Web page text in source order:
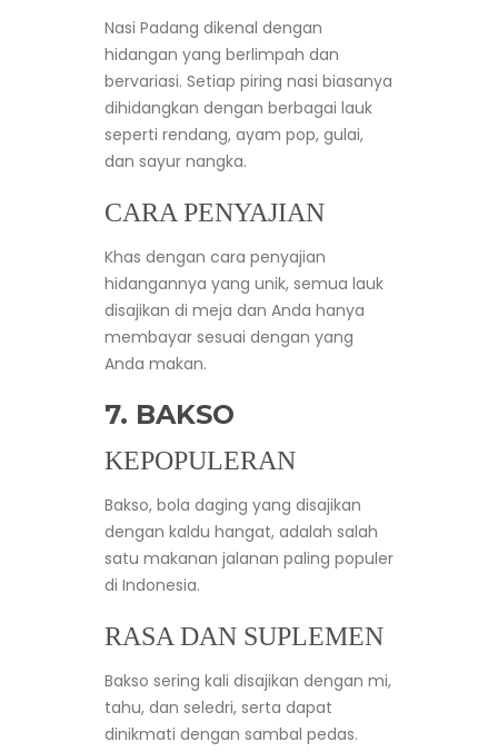
Nasi Padang dikenal dengan
hidangan yang berlimpah dan
bervariasi. Setiap piring nasi biasanya
dihidangkan dengan berbagai lauk
seperti rendang, ayam pop, gulai,
dan sayur nangka.
CARA PENYAJIAN
Khas dengan cara penyajian
hidangannya yang unik, semua lauk
disajikan di meja dan Anda hanya
membayar sesuai dengan yang
Anda makan.
7. BAKSO
KEPOPULERAN
Bakso, bola daging yang disajikan
dengan kaldu hangat, adalah salah
satu makanan jalanan paling populer
di Indonesia.
RASA DAN SUPLEMEN
Bakso sering kali disajikan dengan mi,
tahu, dan seledri, serta dapat
dinikmati dengan sambal pedas.